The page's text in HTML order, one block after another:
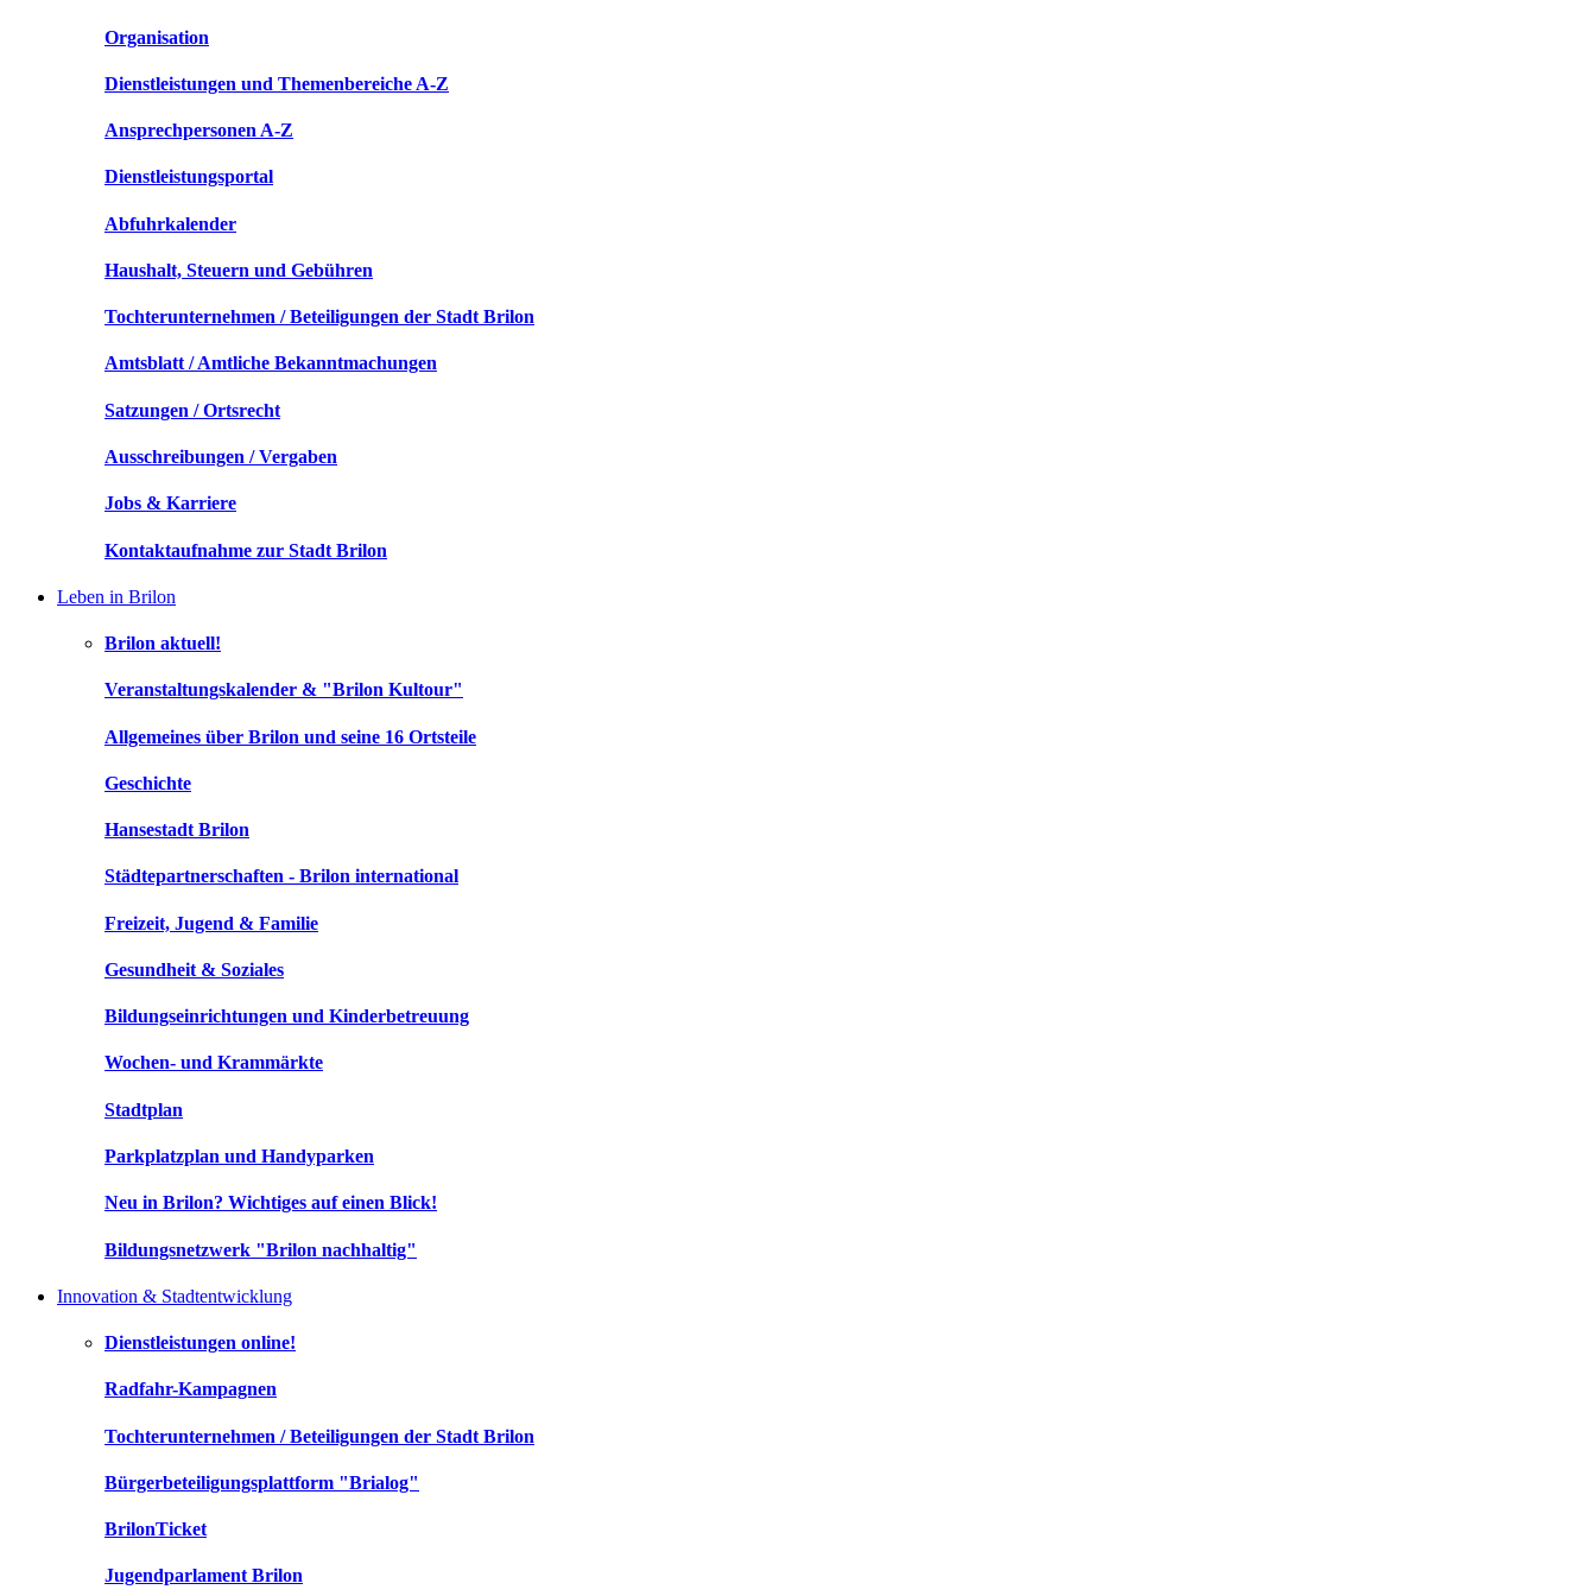
Organisation
Dienstleistungen und Themenbereiche A-Z
Ansprechpersonen A-Z
Dienstleistungsportal
Abfuhrkalender
Haushalt, Steuern und Gebühren
Tochterunternehmen / Beteiligungen der Stadt Brilon
Amtsblatt / Amtliche Bekanntmachungen
Satzungen / Ortsrecht
Ausschreibungen / Vergaben
Jobs & Karriere
Kontaktaufnahme zur Stadt Brilon
Leben in Brilon
Brilon aktuell!
Veranstaltungskalender & "Brilon Kultour"
Allgemeines über Brilon und seine 16 Ortsteile
Geschichte
Hansestadt Brilon
Städtepartnerschaften - Brilon international
Freizeit, Jugend & Familie
Gesundheit & Soziales
Bildungseinrichtungen und Kinderbetreuung
Wochen- und Krammärkte
Stadtplan
Parkplatzplan und Handyparken
Neu in Brilon? Wichtiges auf einen Blick!
Bildungsnetzwerk "Brilon nachhaltig"
Innovation & Stadtentwicklung
Dienstleistungen online!
Radfahr-Kampagnen
Tochterunternehmen / Beteiligungen der Stadt Brilon
Bürgerbeteiligungsplattform "Brialog"
BrilonTicket
Jugendparlament Brilon